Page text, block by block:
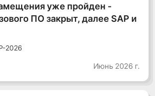
уже пройден -
ПО закрыт, далее SAP и
2026
Июнь 2026 г.